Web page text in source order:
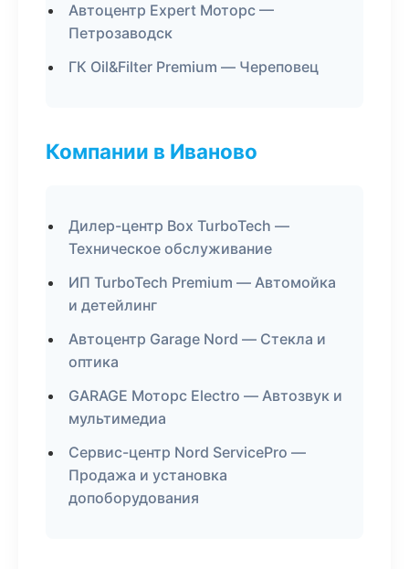
Автоцентр Expert Моторс —
Петрозаводск
ГК Oil&Filter Premium — Череповец
Компании в Иваново
Дилер-центр Box TurboTech —
Техническое обслуживание
ИП TurboTech Premium — Автомойка
и детейлинг
Автоцентр Garage Nord — Стекла и
оптика
GARAGE Моторс Electro — Автозвук и
мультимедиа
Сервис-центр Nord ServicePro —
Продажа и установка
допоборудования